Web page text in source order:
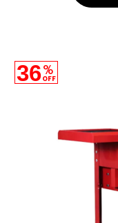
36%
OFF